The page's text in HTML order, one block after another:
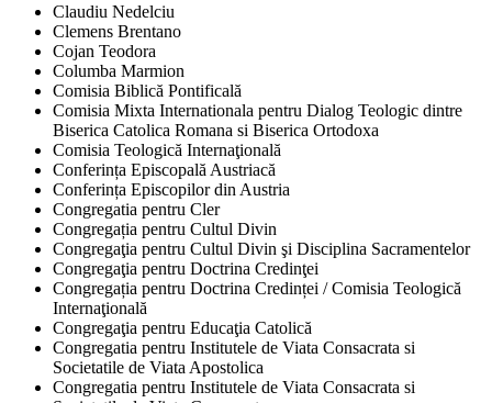
Claudiu Nedelciu
Clemens Brentano
Cojan Teodora
Columba Marmion
Comisia Biblică Pontificală
Comisia Mixta Internationala pentru Dialog Teologic dintre
Biserica Catolica Romana si Biserica Ortodoxa
Comisia Teologică Internaţională
Conferința Episcopală Austriacă
Conferința Episcopilor din Austria
Congregatia pentru Cler
Congregația pentru Cultul Divin
Congregaţia pentru Cultul Divin şi Disciplina Sacramentelor
Congregaţia pentru Doctrina Credinţei
Congregația pentru Doctrina Credinței / Comisia Teologică
Internaţională
Congregaţia pentru Educaţia Catolică
Congregatia pentru Institutele de Viata Consacrata si
Societatile de Viata Apostolica
Congregatia pentru Institutele de Viata Consacrata si